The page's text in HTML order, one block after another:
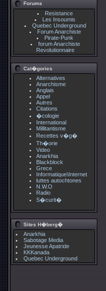
Forums
Resistance
Les Insoumis
Quebec Underground
Forum Anarchiste
Pirate-Punk
forum Anarchiste
Revolutionnaire
Cat�gories
Alternatives
Anarchisme
Anglais
Appel
Autres
Citations
�cologie
International
Millitantisme
Recettes v�g�
Th�orie
Video
Anarkhia
Blackblock
Grece
Informatique\Internet
luttes autochtones
N.W.O
Radio
S�curit�
Sites H�berg�
Anarkhia
Sabotage Media
Jeunesse Apatride
KKKanada
Quebec Underground